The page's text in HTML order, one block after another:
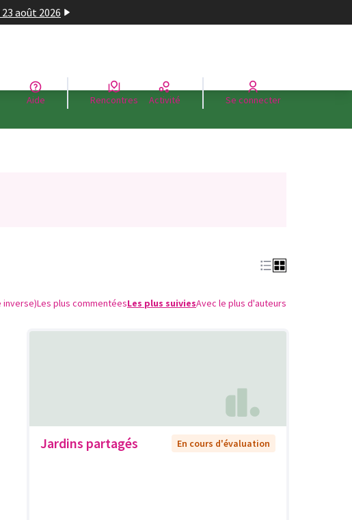
août 2026
Aide Rencontres Activité Se connecter
inverse)Les plus commentéesLes plus suiviesAvec le plus d'auteurs
Jardins partagés En cours d'évaluation